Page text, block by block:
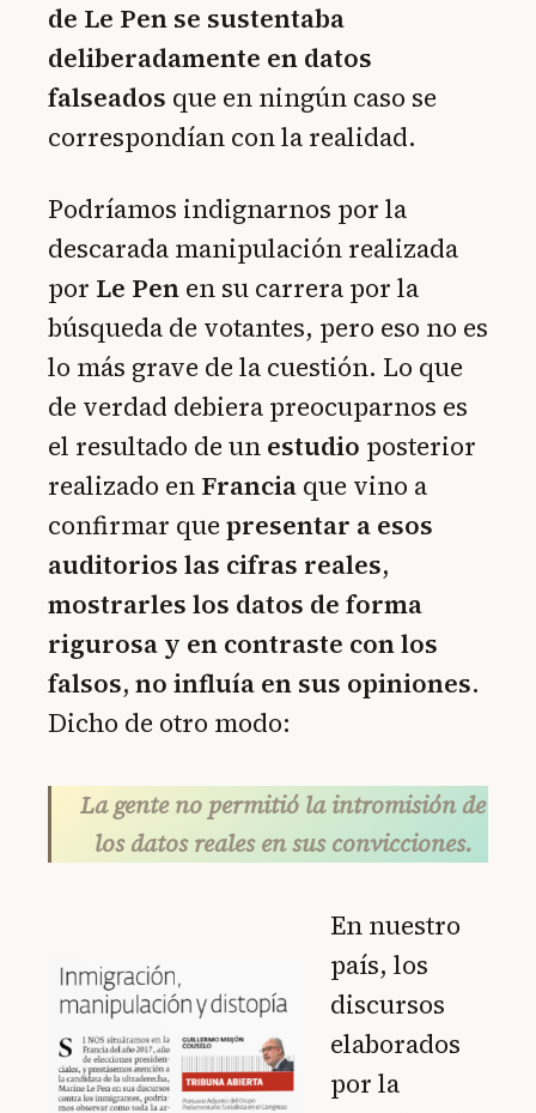
de Le Pen se sustentaba
deliberadamente en datos
falseados que en ningún caso se
correspondían con la realidad.
Podríamos indignarnos por la
descarada manipulación realizada
por Le Pen en su carrera por la
búsqueda de votantes, pero eso no es
lo más grave de la cuestión. Lo que
de verdad debiera preocuparnos es
el resultado de un estudio posterior
realizado en Francia que vino a
confirmar que presentar a esos
auditorios las cifras reales,
mostrarles los datos de forma
rigurosa y en contraste con los
falsos, no influía en sus opiniones.
Dicho de otro modo:
La gente no permitió la intromisión de
los datos reales en sus convicciones.
En nuestro
país, los
discursos
elaborados
por la